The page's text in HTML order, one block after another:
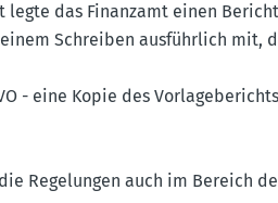
das Finanzamt einen
Schreiben ausführlich mit,
- eine Kopie des
Regelungen auch im Bereich